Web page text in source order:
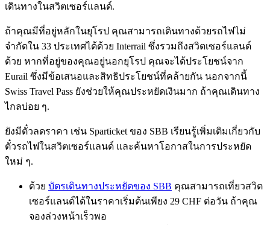
เดินทางในสวิตเซอร์แลนด์.
ถ้าคุณมีที่อยู่หลักในยุโรป คุณสามารถเดินทางด้วยรถไฟไม่
จำกัดใน 33 ประเทศได้ด้วย Interrail ซึ่งรวมถึงสวิตเซอร์แลนด์
ด้วย หากที่อยู่ของคุณอยู่นอกยุโรป คุณจะได้ประโยชน์จาก
Eurail ซึ่งมีข้อเสนอและสิทธิประโยชน์ที่คล้ายกัน นอกจากนี้
Swiss Travel Pass ยังช่วยให้คุณประหยัดเงินมาก ถ้าคุณเดินทาง
ไกลบ่อย ๆ.
ยังมีตั๋วลดราคา เช่น Sparticket ของ SBB เรียนรู้เพิ่มเติมเกี่ยวกับ
ตั๋วรถไฟในสวิตเซอร์แลนด์ และค้นหาโอกาสในการประหยัด
ใหม่ ๆ.
ด้วย บัตรเดินทางประหยัดของ SBB คุณสามารถเที่ยวสวิต
เซอร์แลนด์ได้ในราคาเริ่มต้นเพียง 29 CHF ต่อวัน ถ้าคุณ
จองล่วงหน้าเร็วพอ